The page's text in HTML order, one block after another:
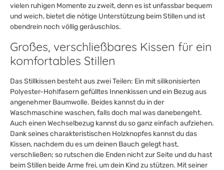
vielen ruhigen Momente zu zweit, denn es ist unfassbar bequem
und weich, bietet die nötige Unterstützung beim Stillen und ist
obendrein noch völlig geräuschlos.
Großes, verschließbares Kissen für ein
komfortables Stillen
Das Stillkissen besteht aus zwei Teilen: Ein mit silikonisierten
Polyester-Hohlfasern gefülltes Innenkissen und ein Bezug aus
angenehmer Baumwolle. Beides kannst du in der
Waschmaschine waschen, falls doch mal was danebengeht.
Auch einen Wechselbezug kannst du so ganz einfach aufziehen.
Dank seines charakteristischen Holzknopfes kannst du das
Kissen, nachdem du es um deinen Bauch gelegt hast,
verschließen; so rutschen die Enden nicht zur Seite und du hast
beim Stillen beide Arme frei, um dein Kind zu stützen. Mit seiner